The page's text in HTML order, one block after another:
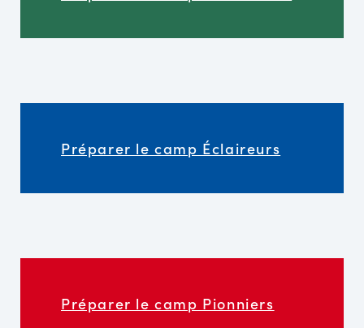
Préparer le camp Éclaireurs
Préparer le camp Pionniers